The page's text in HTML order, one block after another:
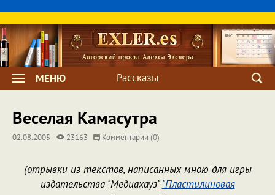
МЕНЮ Рассказы
Веселая Камасутра
02.08.2005 23163 Комментарии (0)
(отрывки из текстов, написанных мною для игры
издательства "Медиахауз""Пластилиновая